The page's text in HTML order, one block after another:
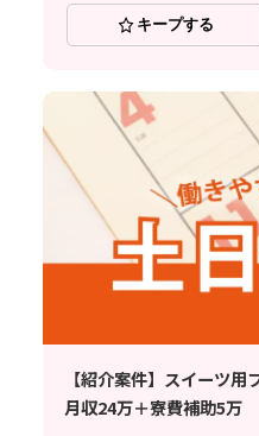
キープする
【紹介案件】スイーツ
月収24万＋寮費補助5万